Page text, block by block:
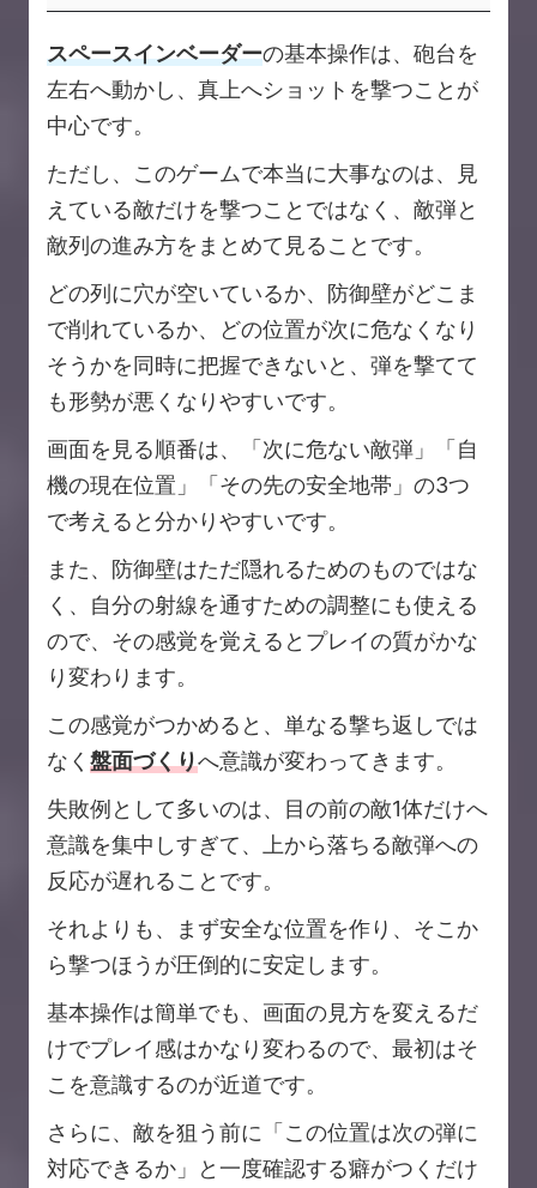
スペースインベーダーの基本操作は、砲台を
左右へ動かし、真上へショットを撃つことが
中心です。
ただし、このゲームで本当に大事なのは、見
えている敵だけを撃つことではなく、敵弾と
敵列の進み方をまとめて見ることです。
どの列に穴が空いているか、防御壁がどこま
で削れているか、どの位置が次に危なくなり
そうかを同時に把握できないと、弾を撃てて
も形勢が悪くなりやすいです。
画面を見る順番は、「次に危ない敵弾」「自
機の現在位置」「その先の安全地帯」の3つ
で考えると分かりやすいです。
また、防御壁はただ隠れるためのものではな
く、自分の射線を通すための調整にも使える
ので、その感覚を覚えるとプレイの質がかな
り変わります。
この感覚がつかめると、単なる撃ち返しでは
なく 盤面づくりへ意識が変わってきます。
失敗例として多いのは、目の前の敵1体だけへ
意識を集中しすぎて、上から落ちる敵弾への
反応が遅れることです。
それよりも、まず安全な位置を作り、そこか
ら撃つほうが圧倒的に安定します。
基本操作は簡単でも、画面の見方を変えるだ
けでプレイ感はかなり変わるので、最初はそ
こを意識するのが近道です。
さらに、敵を狙う前に「この位置は次の弾に
対応できるか」と一度確認する癖がつくだけ